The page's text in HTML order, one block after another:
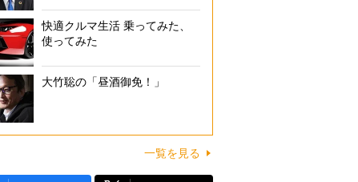
快適クルマ生活 乗ってみた、
使ってみた
大竹聡の「昼酒御免！」
一覧を見る